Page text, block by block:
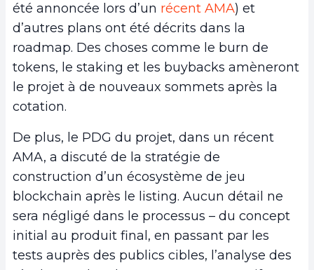
été annoncée lors d’un récent AMA) et
d’autres plans ont été décrits dans la
roadmap. Des choses comme le burn de
tokens, le staking et les buybacks amèneront
le projet à de nouveaux sommets après la
cotation.
De plus, le PDG du projet, dans un récent
AMA, a discuté de la stratégie de
construction d’un écosystème de jeu
blockchain après le listing. Aucun détail ne
sera négligé dans le processus – du concept
initial au produit final, en passant par les
tests auprès des publics cibles, l’analyse des